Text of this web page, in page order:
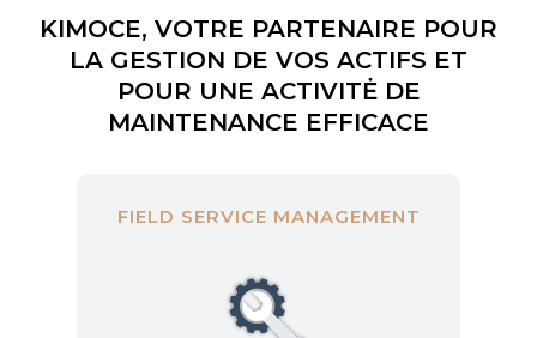
KIMOCE, VOTRE PARTENAIRE POUR
LA GESTION DE VOS ACTIFS ET
POUR UNE ACTIVITĖ DE
MAINTENANCE EFFICACE
FIELD SERVICE MANAGEMENT